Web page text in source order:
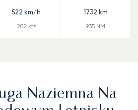
522 km/h
282 kts
1732 km
935 NM
Naziemna Na